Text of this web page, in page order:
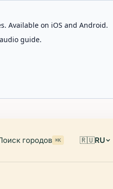
Available on iOS and Android.
guide.
городов ⌘K 🇷🇺RU